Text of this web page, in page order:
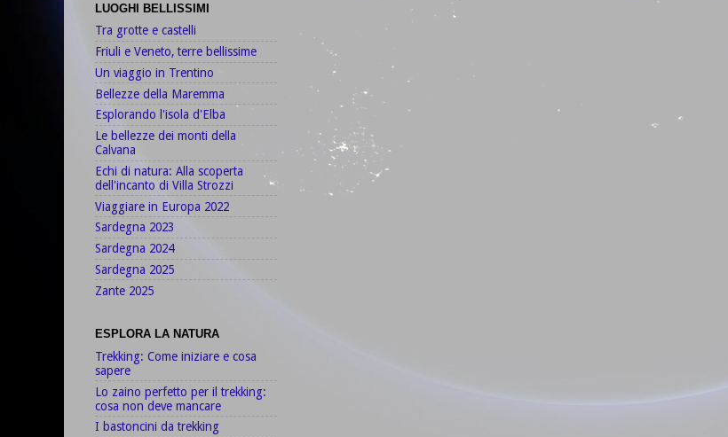
LUOGHI BELLISSIMI
Tra grotte e castelli
Friuli e Veneto, terre bellissime
Un viaggio in Trentino
Bellezze della Maremma
Esplorando l'isola d'Elba
Le bellezze dei monti della
Calvana
Echi di natura: Alla scoperta
dell'incanto di Villa Strozzi
Viaggiare in Europa 2022
Sardegna 2023
Sardegna 2024
Sardegna 2025
Zante 2025
ESPLORA LA NATURA
Trekking: Come iniziare e cosa
sapere
Lo zaino perfetto per il trekking:
cosa non deve mancare
I bastoncini da trekking